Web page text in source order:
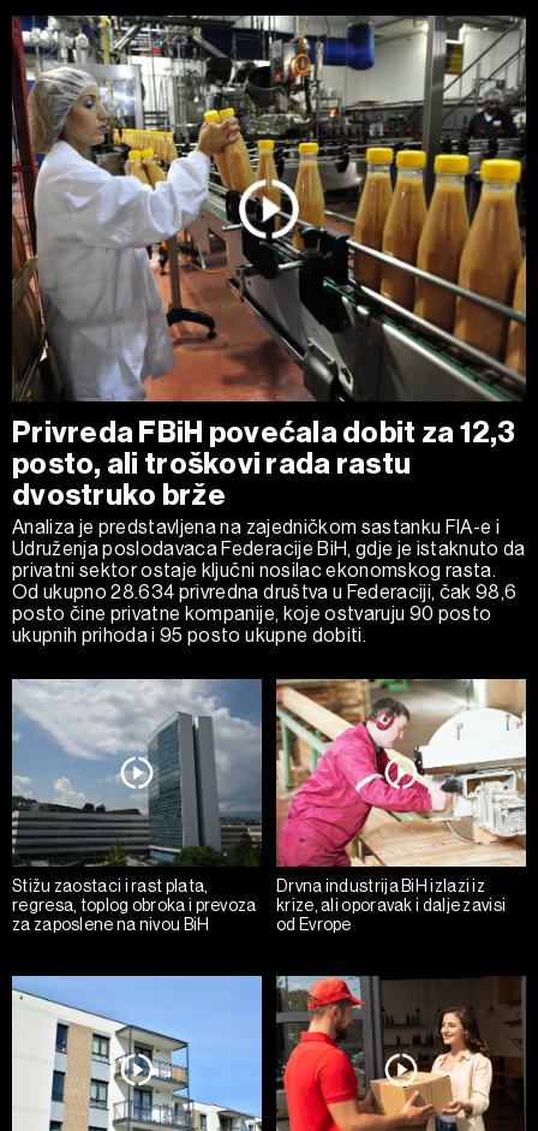
Privreda FBiH povećala dobit za 12,3
posto, ali troškovi rada rastu
dvostruko brže
Analiza je predstavljena na zajedničkom sastanku FIA-e i
Udruženja poslodavaca Federacije BiH, gdje je istaknuto da
privatni sektor ostaje ključni nosilac ekonomskog rasta.
Od ukupno 28.634 privredna društva u Federaciji, čak 98,6
posto čine privatne kompanije, koje ostvaruju 90 posto
ukupnih prihoda i 95 posto ukupne dobiti.
Stižu zaostaci i rast plata,
regresa, toplog obroka i prevoza
za zaposlene na nivou BiH
Drvna industrija BiH izlazi iz
krize, ali oporavak i dalje zavisi
od Evrope